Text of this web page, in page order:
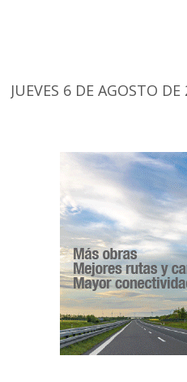
JUEVES 6 DE AGOSTO DE